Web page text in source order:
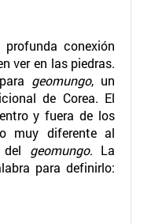
conexión
ver en las piedras.
geomungo, un
de Corea. El
y fuera de los
muy diferente al
geomungo. La
para definirlo: